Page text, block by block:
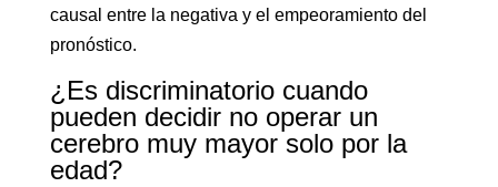
causal entre la negativa y el empeoramiento del
pronóstico.
¿Es discriminatorio cuando
pueden decidir no operar un
cerebro muy mayor solo por la
edad?